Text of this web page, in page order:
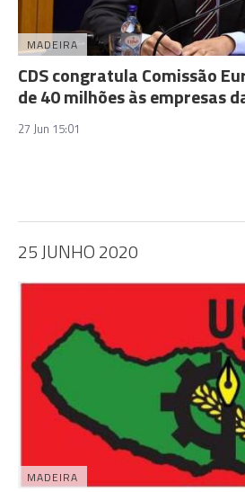
MADEIRA
CDS congratula Comissão
de 40 milhões às empresas
27 Jun 15:01
25 JUNHO 2020
MADEIRA